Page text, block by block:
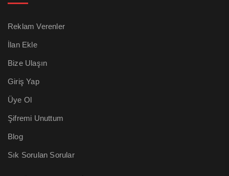
Reklam Verenler
İlan Ekle
Bize Ulaşın
Giriş Yap
Üye Ol
Şifremi Unuttum
Blog
Sık Sorulan Sorular